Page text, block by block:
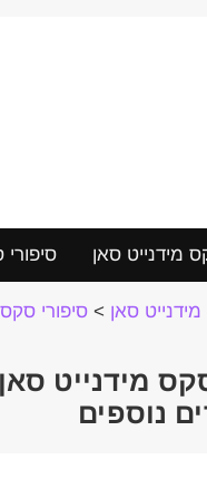
מידנייט סאן
סאן > סיפורי סקס
מידנייט סאן
נוספים